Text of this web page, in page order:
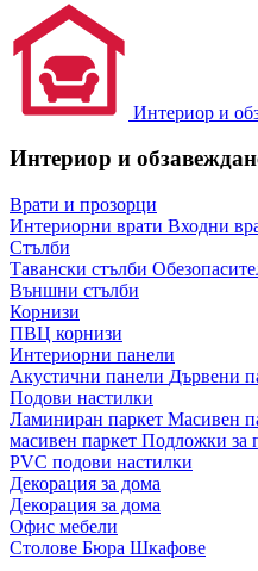
Интериор и
Интериор и
Врати и прозорци
Интериорни врати Входни
Стълби
Тавански стълби
Външни стълби
Корнизи
ПВЦ корнизи
Интериорни панели
Акустични панели Дървени
Подови настилки
Ламиниран паркет Масивен
масивен паркет Подложки за
PVC подови настилки
Декорация за дома
Декорация за дома
Офис мебели
Столове Бюра Шкафове